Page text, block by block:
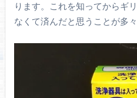
ります。これを知ってからギ
なくて済んだと思うことが多々